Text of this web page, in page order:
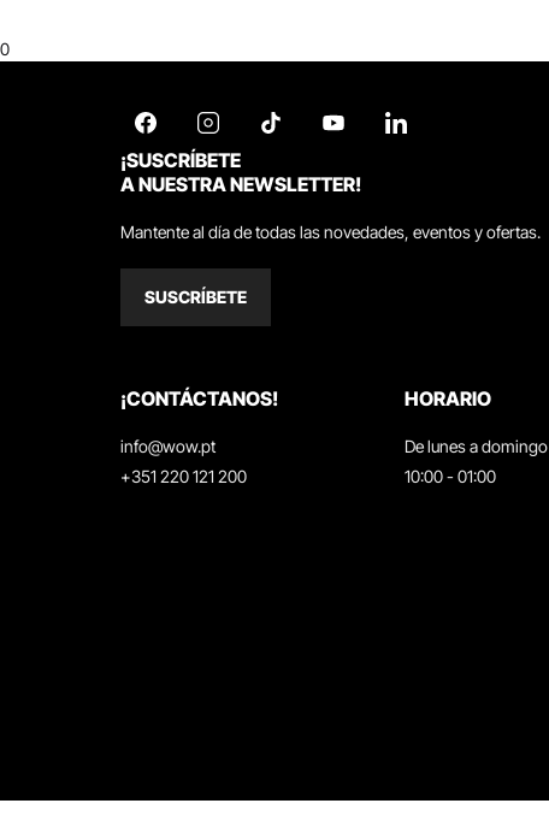
0
¡SUSCRÍBETE
A NUESTRA NEWSLETTER!
Mantente al día de todas las novedades, eventos y ofertas.
SUSCRÍBETE
¡CONTÁCTANOS!
info@wow.pt
+351 220 121 200
HORARIO
De lunes a domingo
10:00 - 01:00